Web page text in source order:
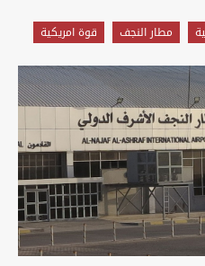
مطار النجف قوة امريكية